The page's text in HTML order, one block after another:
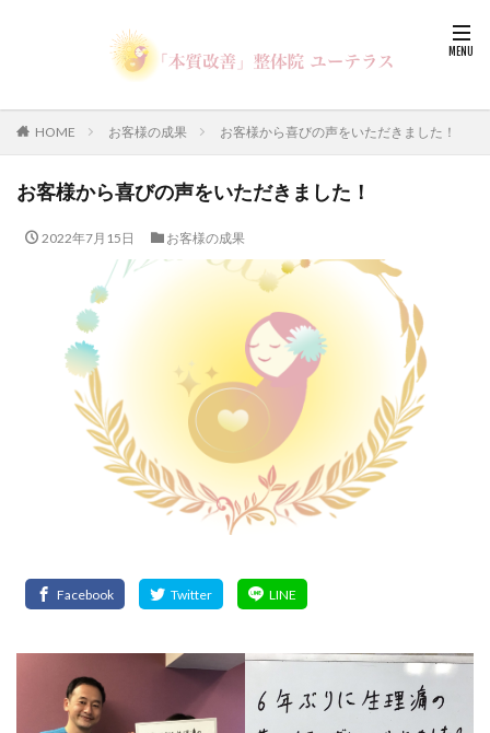
HOME お客様の成果 お客様から喜びの声をいただきました！
お客様から喜びの声をいただきました！
2022年7月15日 お客様の成果